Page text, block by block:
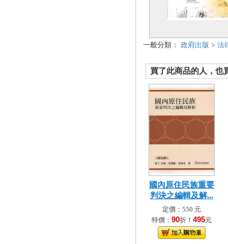
一般分類： 政府出版 > 法
買了此商品的人，也
國內原住民族重要
判決之編輯及解...
定價：550 元
特價： 90折！ 495元